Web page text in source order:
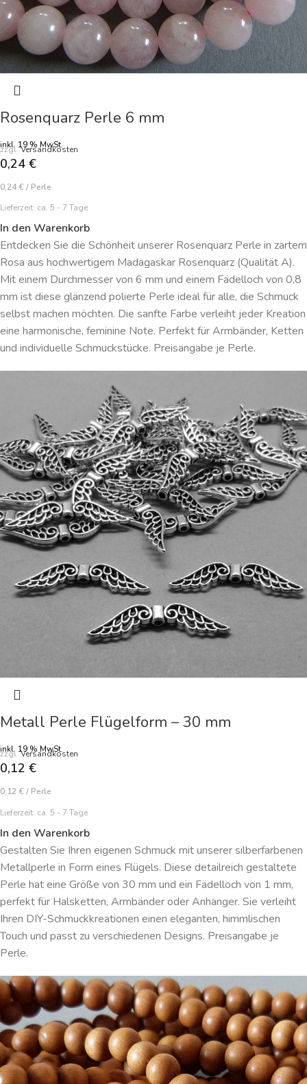
Rosenquarz Perle 6 mm
inkl. 19 % MwSt.
zzgl.Versandkosten
0,24 €
0,24 € / Perle
Lieferzeit: ca. 5 - 7 Tage
In den Warenkorb
Entdecken Sie die Schönheit unserer Rosenquarz Perle in zartem
Rosa aus hochwertigem Madagaskar Rosenquarz (Qualität A).
Mit einem Durchmesser von 6 mm und einem Fädelloch von 0,8
mm ist diese glänzend polierte Perle ideal für alle, die Schmuck
selbst machen möchten. Die sanfte Farbe verleiht jeder Kreation
eine harmonische, feminine Note. Perfekt für Armbänder, Ketten
und individuelle Schmuckstücke. Preisangabe je Perle.
Metall Perle Flügelform – 30 mm
inkl. 19 % MwSt.
zzgl.Versandkosten
0,12 €
0,12 € / Perle
Lieferzeit: ca. 5 - 7 Tage
In den Warenkorb
Gestalten Sie Ihren eigenen Schmuck mit unserer silberfarbenen
Metallperle in Form eines Flügels. Diese detailreich gestaltete
Perle hat eine Größe von 30 mm und ein Fädelloch von 1 mm,
perfekt für Halsketten, Armbänder oder Anhänger. Sie verleiht
Ihren DIY-Schmuckkreationen einen eleganten, himmlischen
Touch und passt zu verschiedenen Designs. Preisangabe je
Perle.